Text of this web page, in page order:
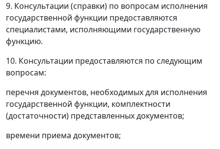
9. Консультации (справки) по вопросам исполнения
государственной функции предоставляются
специалистами, исполняющими государственную
функцию.
10. Консультации предоставляются по следующим
вопросам:
перечня документов, необходимых для исполнения
государственной функции, комплектности
(достаточности) представленных документов;
времени приема документов;